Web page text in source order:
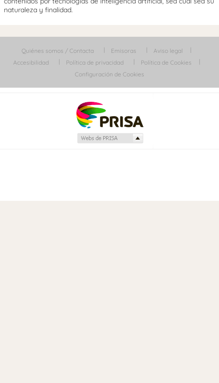
naturaleza y finalidad.
Quiénes somos / Contacta Emisoras
Aviso legal
Accesibilidad
Política de privacidad
Política de Cookies
Configuración de Cookies